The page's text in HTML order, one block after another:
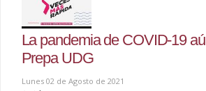
La pandemia de COVID-19
Prepa UDG
Lunes 02 de Agosto de 2021